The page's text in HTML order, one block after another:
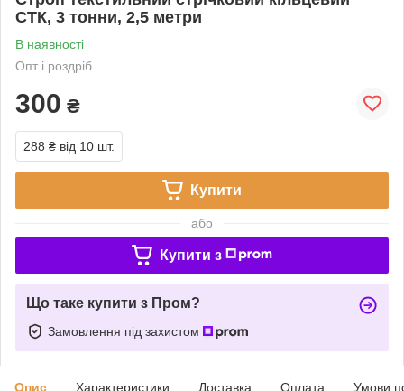
СТК, 3 тонни, 2,5 метри
В наявності
Опт і роздріб
300 ₴
288 ₴ від 10 шт.
Купити
або
Купити з
Що таке купити з Пром?
Замовлення під захистом
Опис Характеристики Доставка Оплата Умови